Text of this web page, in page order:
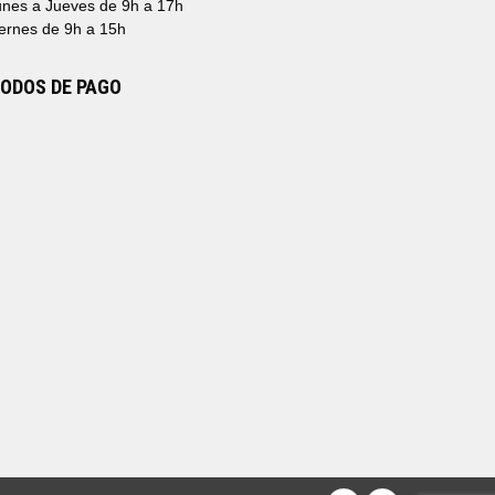
a Jueves de 9h a 17h
de 9h a 15h
DE PAGO